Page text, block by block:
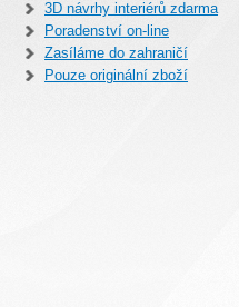
3D návrhy interiérů zdarma
Poradenství on-line
Zasíláme do zahraničí
Pouze originální zboží